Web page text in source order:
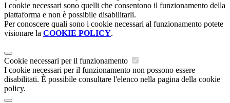
I cookie necessari sono quelli che consentono il funzionamento della
piattaforma e non è possibile disabilitarli.
Per conoscere quali sono i cookie necessari al funzionamento potete
visionare la COOKIE POLICY.
Cookie necessari per il funzionamento
I cookie necessari per il funzionamento non possono essere
disabilitati. È possibile consultare l'elenco nella pagina della cookie
policy.